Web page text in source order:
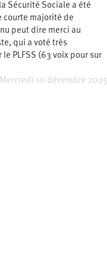
Sécurité Sociale a été
courte majorité de
peut dire merci au
qui a voté très
PLFSS (63 voix pour sur
Mercredi 10 décembre 2025